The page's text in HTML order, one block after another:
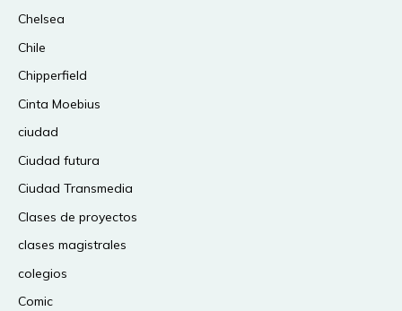
Chelsea
Chile
Chipperfield
Cinta Moebius
ciudad
Ciudad futura
Ciudad Transmedia
Clases de proyectos
clases magistrales
colegios
Comic